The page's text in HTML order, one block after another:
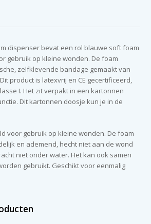
dispenser bevat een rol blauwe soft foam
gebruik op kleine wonden. De foam
zelfklevende bandage gemaakt van
product is latexvrij en CE gecertificeerd,
I. Het zit verpakt in een kartonnen
Dit kartonnen doosje kun je in de
voor gebruik op kleine wonden. De foam
en ademend, hecht niet aan de wond
niet onder water. Het kan ook samen
gebruikt. Geschikt voor eenmalig